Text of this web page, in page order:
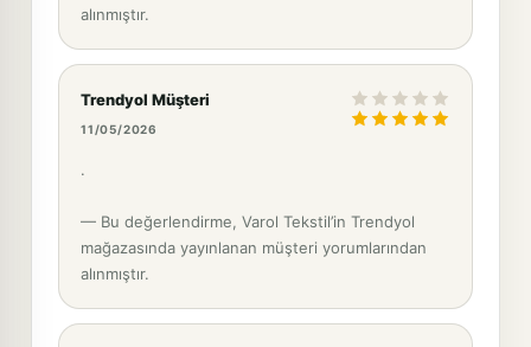
alınmıştır.
Trendyol Müşteri
11/05/2026
.
— Bu değerlendirme, Varol Tekstil’in Trendyol
mağazasında yayınlanan müşteri yorumlarından
alınmıştır.